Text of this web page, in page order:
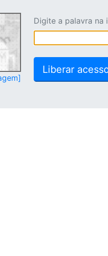
Digite a palavra na